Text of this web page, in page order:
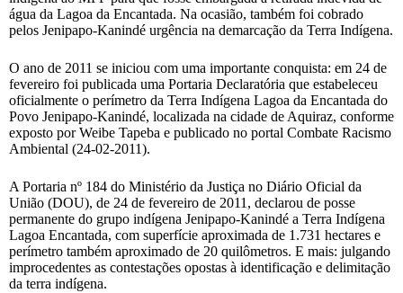
água da Lagoa da Encantada. Na ocasião, também foi cobrado
pelos Jenipapo-Kanindé urgência na demarcação da Terra Indígena.
O ano de 2011 se iniciou com uma importante conquista: em 24 de
fevereiro foi publicada uma Portaria Declaratória que estabeleceu
oficialmente o perímetro da Terra Indígena Lagoa da Encantada do
Povo Jenipapo-Kanindé, localizada na cidade de Aquiraz, conforme
exposto por Weibe Tapeba e publicado no portal Combate Racismo
Ambiental (24-02-2011).
A Portaria nº 184 do Ministério da Justiça no Diário Oficial da
União (DOU), de 24 de fevereiro de 2011, declarou de posse
permanente do grupo indígena Jenipapo-Kanindé a Terra Indígena
Lagoa Encantada, com superfície aproximada de 1.731 hectares e
perímetro também aproximado de 20 quilômetros. E mais: julgando
improcedentes as contestações opostas à identificação e delimitação
da terra indígena.